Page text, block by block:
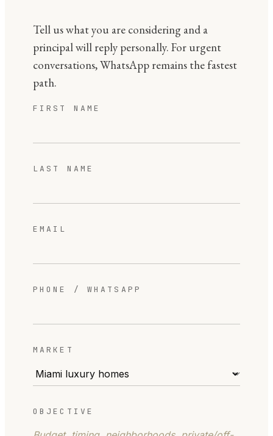
Tell us what you are considering and a
principal will reply personally. For urgent
conversations, WhatsApp remains the fastest
path.
FIRST NAME
LAST NAME
EMAIL
PHONE / WHATSAPP
MARKET
OBJECTIVE